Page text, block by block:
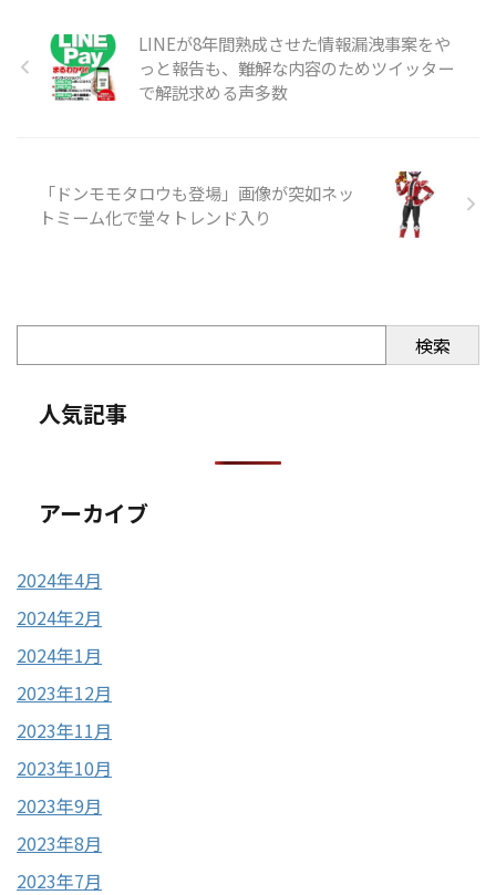
LINEが8年間熟成させた情報漏洩事案をや
っと報告も、難解な内容のためツイッター
で解説求める声多数
「ドンモモタロウも登場」画像が突如ネッ
トミーム化で堂々トレンド入り
検索
人気記事
アーカイブ
2024年4月
2024年2月
2024年1月
2023年12月
2023年11月
2023年10月
2023年9月
2023年8月
2023年7月